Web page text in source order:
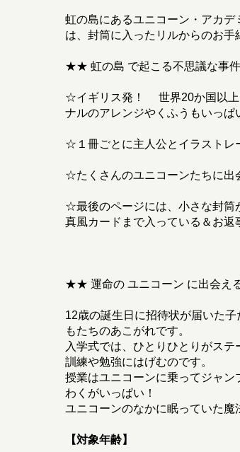
虹の島にあるユニコーン・アカ
は、封筒に入ったリルからのお
★★ 虹の島 で起こる不思議な事
☆イギリス発！ 世界20か国以上
ナルのアレンジやくふうもいっぱ
☆１冊ごとに主人公とイラスト
☆たくさんのユニコーンたちに
☆最後のページには、小さな封筒
真風カードまで入っている＆お返
★★ 運命の ユニコーン に出会え
12歳の誕生日に招待状が届いた
もたちのあこがれです。
入学式では、ひとりひとりがス
訓練や勉強にはげむのです。
授業はユニコーンに乗ってジャ
わくがいっぱい！
ユニコーンのなかに眠っていた魔
【対象年齢】